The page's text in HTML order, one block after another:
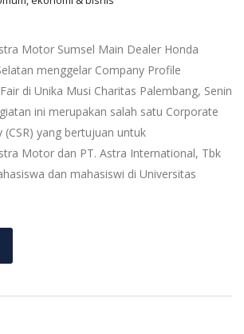
Motor Sumsel Main Dealer Honda
menggelar Company Profile
di Unika Musi Charitas Palembang, Senin
ini merupakan salah satu Corporate
(CSR) yang bertujuan untuk
Motor dan PT. Astra International, Tbk
dan mahasiswi di Universitas